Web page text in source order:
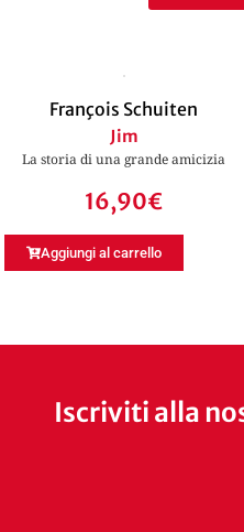
François Schuiten
Jim
La storia di una grande amicizia
16,90€
Aggiungi al carrello
Iscriviti alla